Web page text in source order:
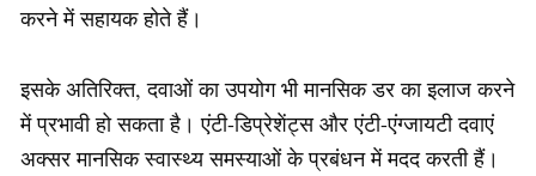
करने में सहायक होते हैं।
इसके अतिरिक्त, दवाओं का उपयोग भी मानसिक डर का इलाज करने
में प्रभावी हो सकता है। एंटी-डिप्रेशेंट्स और एंटी-एंग्जायटी दवाएं
अक्सर मानसिक स्वास्थ्य समस्याओं के प्रबंधन में मदद करती हैं।